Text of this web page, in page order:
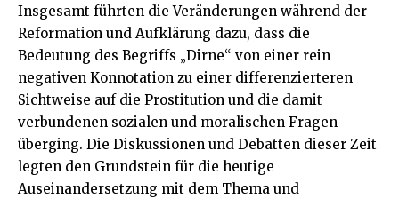
Insgesamt führten die Veränderungen während der
Reformation und Aufklärung dazu, dass die
Bedeutung des Begriffs „Dirne“ von einer rein
negativen Konnotation zu einer differenzierteren
Sichtweise auf die Prostitution und die damit
verbundenen sozialen und moralischen Fragen
überging. Die Diskussionen und Debatten dieser Zeit
legten den Grundstein für die heutige
Auseinandersetzung mit dem Thema und